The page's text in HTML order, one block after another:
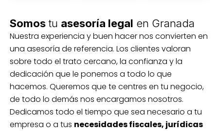
Somostu asesoría legal en Granada
Nuestra experiencia y buen hacer nos convierten en
una asesoría de referencia. Los clientes valoran
sobre todo el trato cercano, la confianza y la
dedicación que le ponemos a todo lo que
hacemos. Queremos que te centres en tu negocio,
de todo lo demás nos encargamos nosotros.
Dedicamos todo el tiempo que sea necesario a tu
empresa o a tus necesidades fiscales, jurídicas